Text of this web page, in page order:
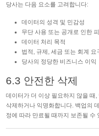
당사는 다음 요소를 고려합니다:
데이터의 성격 및 민감성
무단 사용 또는 공개로 인한
데이터 처리 목적
법적, 규제, 세금 또는 회계 요
당사의 정당한 비즈니스 이익
6.3 안전한 삭제
데이터가 더 이상 필요하지 않을 때
삭제하거나 익명화합니다. 백업의
정에 따라 만료될 때까지 보존될 수